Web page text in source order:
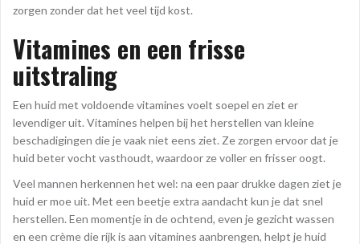
zorgen zonder dat het veel tijd kost.
Vitamines en een frisse
uitstraling
Een huid met voldoende vitamines voelt soepel en ziet er
levendiger uit. Vitamines helpen bij het herstellen van kleine
beschadigingen die je vaak niet eens ziet. Ze zorgen ervoor dat je
huid beter vocht vasthoudt, waardoor ze voller en frisser oogt.
Veel mannen herkennen het wel: na een paar drukke dagen ziet je
huid er moe uit. Met een beetje extra aandacht kun je dat snel
herstellen. Een momentje in de ochtend, even je gezicht wassen
en een crème die rijk is aan vitamines aanbrengen, helpt je huid